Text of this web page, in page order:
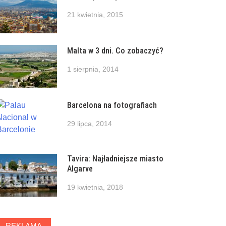
21 kwietnia, 2015
Malta w 3 dni. Co zobaczyć?
1 sierpnia, 2014
Barcelona na fotografiach
29 lipca, 2014
Tavira: Najładniejsze miasto
Algarve
19 kwietnia, 2018